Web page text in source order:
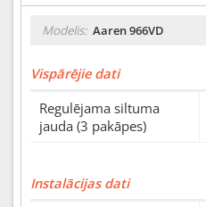
Modelis: Aaren 966VD
Vispārējie dati
Regulējama siltuma
jauda (3 pakāpes)
Instalācijas dati